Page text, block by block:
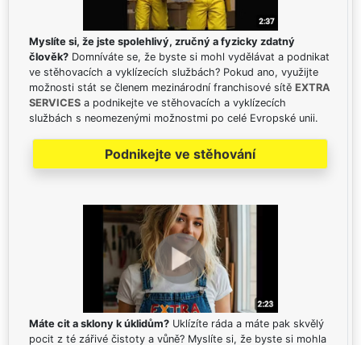
Myslíte si, že jste spolehlivý, zručný a fyzicky zdatný
člověk? Domníváte se, že byste si mohl vydělávat a podnikat
ve stěhovacích a vyklízecích službách? Pokud ano, využijte
možnosti stát se členem mezinárodní franchisové sítě EXTRA
SERVICES a podnikejte ve stěhovacích a vyklízecích
službách s neomezenými možnostmi po celé Evropské unii.
Podnikejte ve stěhování
Máte cit a sklony k úklidům? Uklízíte ráda a máte pak skvělý
pocit z té zářivé čistoty a vůně? Myslíte si, že byste si mohla